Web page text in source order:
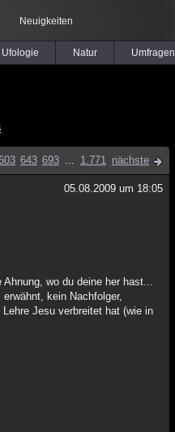
Neuigkeiten
Ufologie Natur Umfragen
643 693 ... 1.771 nächste
05.08.2009 um 18:05
wo du deine her hast...
kein Nachfolger,
Jesu verbreitet hat (wie in